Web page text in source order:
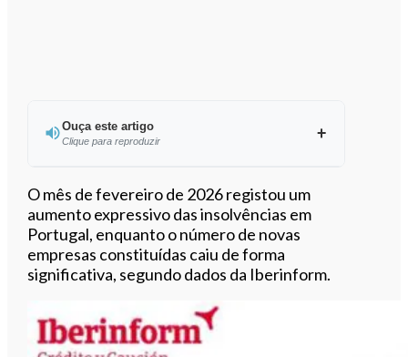
Ouça este artigo
Clique para reproduzir
Ouvir este artigo
O mês de fevereiro de 2026 registou um
aumento expressivo das insolvências em
Portugal, enquanto o número de novas
empresas constituídas caiu de forma
significativa, segundo dados da Iberinform.